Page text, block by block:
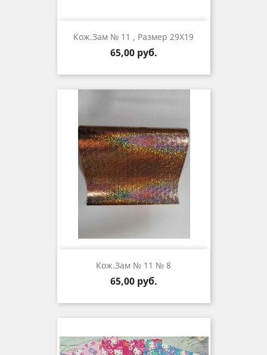
Кож.зам № 11 , Размер 29Х19
Цена
65,00 руб.
Кож.зам № 11 № 8
Цена
65,00 руб.